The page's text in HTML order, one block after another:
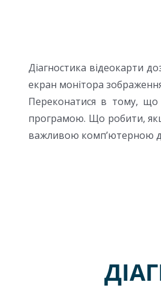
Діагностика відеокарти
екран монітора
Переконатися в тому,
програмою. Що робити,
важливою комп’ютерною